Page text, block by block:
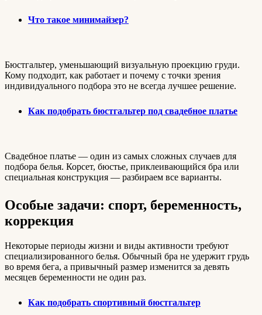
Что такое минимайзер?
Бюстгальтер, уменьшающий визуальную проекцию груди.
Кому подходит, как работает и почему с точки зрения
индивидуального подбора это не всегда лучшее решение.
Как подобрать бюстгальтер под свадебное платье
Свадебное платье — один из самых сложных случаев для
подбора белья. Корсет, бюстье, приклеивающийся бра или
специальная конструкция — разбираем все варианты.
Особые задачи: спорт, беременность,
коррекция
Некоторые периоды жизни и виды активности требуют
специализированного белья. Обычный бра не удержит грудь
во время бега, а привычный размер изменится за девять
месяцев беременности не один раз.
Как подобрать спортивный бюстгальтер